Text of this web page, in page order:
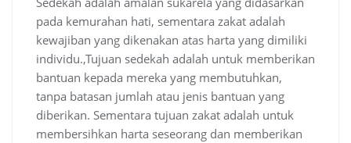
pada kemurahan hati, sementara zakat adalah
kewajiban yang dikenakan atas harta yang dimiliki
individu.,Tujuan sedekah adalah untuk memberikan
bantuan kepada mereka yang membutuhkan,
tanpa batasan jumlah atau jenis bantuan yang
diberikan. Sementara tujuan zakat adalah untuk
membersihkan harta seseorang dan memberikan